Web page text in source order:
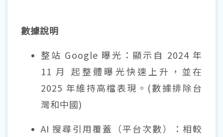
數據說明
整站 Google 曝光：顯示自 2024 年
11 月 起整體曝光快速上升，並在
2025 年維持高檔表現。(數據排除台
灣和中國)
AI 搜尋引用覆蓋（平台次數）：相較